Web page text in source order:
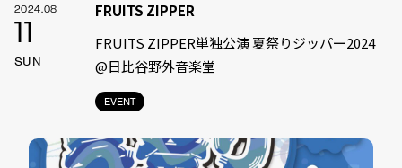
2024.08
11
SUN
EVENT
FRUITS ZIPPER
FRUITS ZIPPER単独公演 夏祭りジッパー2024
@日比谷野外音楽堂